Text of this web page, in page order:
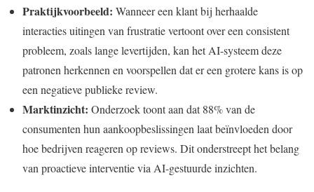
Praktijkvoorbeeld: Wanneer een klant bij herhaalde
interacties uitingen van frustratie vertoont over een consistent
probleem, zoals lange levertijden, kan het AI-systeem deze
patronen herkennen en voorspellen dat er een grotere kans is op
een negatieve publieke review.
Marktinzicht: Onderzoek toont aan dat 88% van de
consumenten hun aankoopbeslissingen laat beïnvloeden door
hoe bedrijven reageren op reviews. Dit onderstreept het belang
van proactieve interventie via AI-gestuurde inzichten.